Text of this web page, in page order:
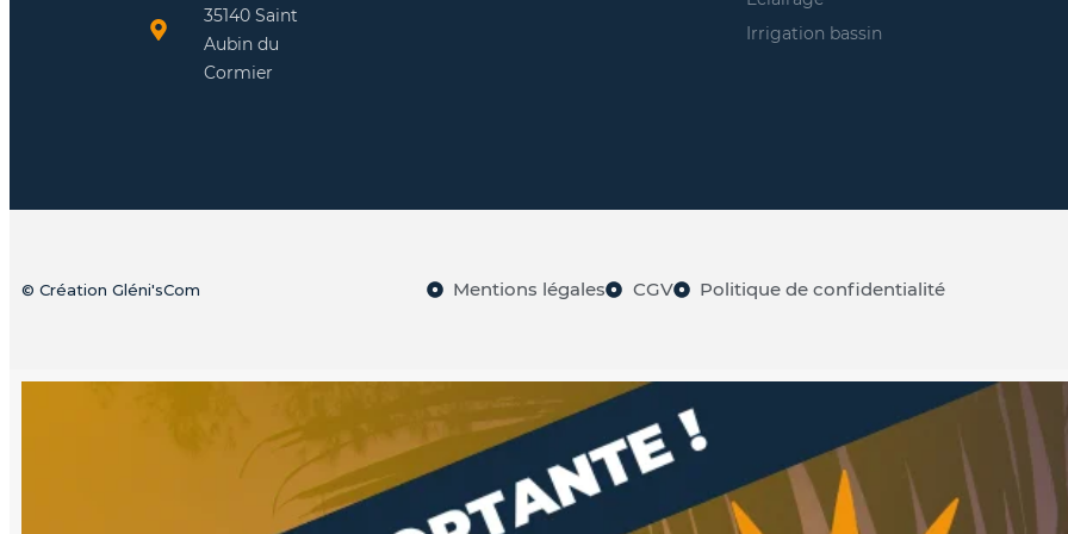
35140 Saint
Aubin du
Cormier
Irrigation bassin
© Création Gléni'sCom Mentions légales CGV Politique de confidentialité